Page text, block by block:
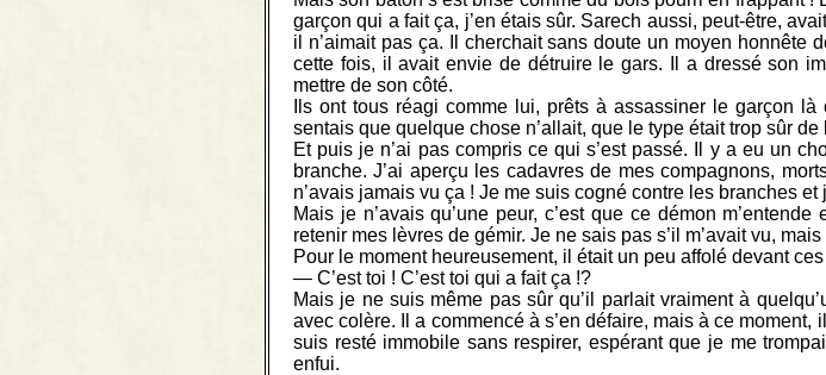
garçon qui a fait ça, j’en étais sûr. Sarech aussi, peut-être,
il n’aimait pas ça. Il cherchait sans doute un moyen honnête
cette fois, il avait envie de détruire le gars. Il a dressé son
mettre de son côté.
Ils ont tous réagi comme lui, prêts à assassiner le garçon
sentais que quelque chose n’allait, que le type était trop sûr
Et puis je n’ai pas compris ce qui s’est passé. Il y a eu un
branche. J’ai aperçu les cadavres de mes compagnons,
n’avais jamais vu ça ! Je me suis cogné contre les branches et
Mais je n’avais qu’une peur, c’est que ce démon
retenir mes lèvres de gémir. Je ne sais pas s’il m’avait vu,
Pour le moment heureusement, il était un peu affolé devant
— C’est toi ! C’est toi qui a fait ça !?
Mais je ne suis même pas sûr qu’il parlait vraiment à
avec colère. Il a commencé à s’en défaire, mais à ce
suis resté immobile sans respirer, espérant que je me
enfui.